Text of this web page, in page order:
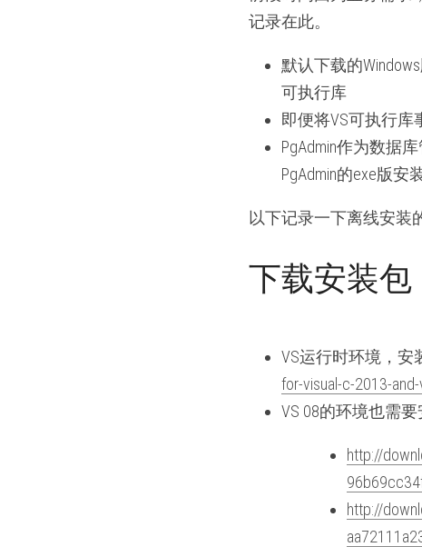
记录在此。
默认下载的
可执行库
即便将VS可执行
PgAdmin作为数据
PgAdmin的exe版
以下记录一下离线安装
下载安装包
VS运行时环境，
for-visual-c-2013-
VS 08的环境也需
http://
http://